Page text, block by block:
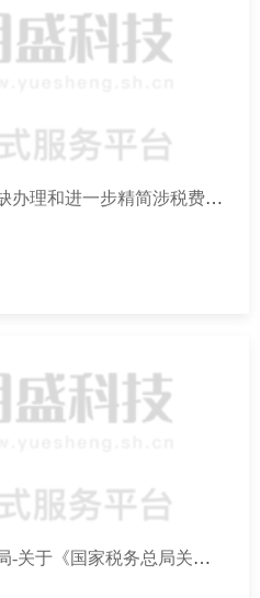
关于部分税务事项实行容缺办理和进一步精简涉税费资料报送的公告
国家税务总局河南省税务局-关于《国家税务总局关于优化企业所得税预缴纳税申报有关事项的公告》的解读